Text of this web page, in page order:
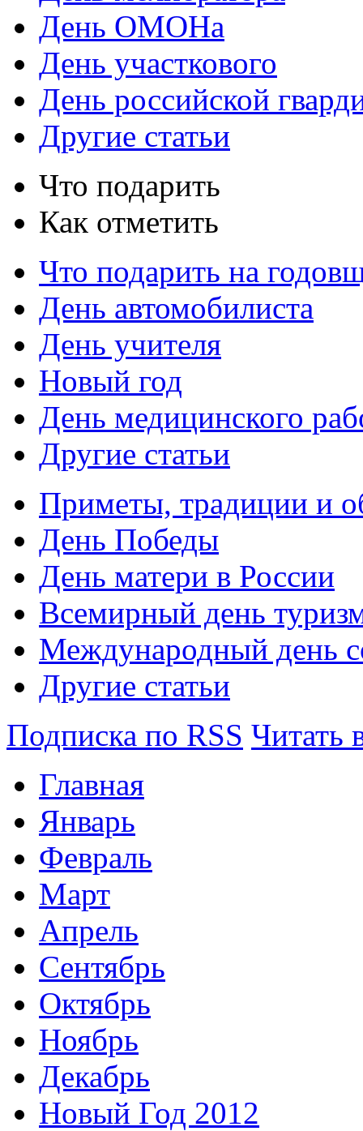
День ОМОНа
День участкового
День российской
Другие статьи
Что подарить
Как отметить
Что подарить на
День автомобилиста
День учителя
Новый год
День медицинского
Другие статьи
Приметы, традиции и
День Победы
День матери в России
Всемирный день
Международный день
Другие статьи
Подписка по RSS Читать
Главная
Январь
Февраль
Март
Апрель
Сентябрь
Октябрь
Ноябрь
Декабрь
Новый Год 2012